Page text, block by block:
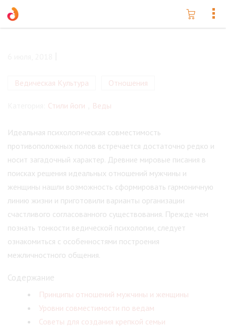
Ведическая Культура Отношения
Стили йоги Веды
Идеальная психологическая совместимость
противоположных полов встречается достаточно редко и
носит загадочный характер. Древние мировые писания в
поисках решения идеальных отношений мужчины и
женщины нашли возможность сформировать гармоничную
линию жизни и приготовили варианты организации
счастливого согласованного существования. Прежде чем
познать тонкости ведической психологии, следует
ознакомиться с особенностями построения
межличностного общения.
Содержание
Принципы отношений мужчины и женщины
Уровни совместимости по ведам
Советы для создания крепкой семьи